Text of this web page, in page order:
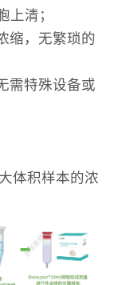
清；
缩，无繁琐的
需特殊设备或
体积样本的浓